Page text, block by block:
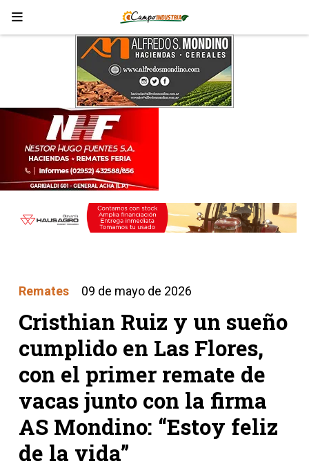
Cristhian Ruiz y un sueño
cumplido en Las Flores,
con el primer remate de
vacas junto con la firma
AS Mondino: “Estoy feliz
de la vida”
Remates 09 de mayo de 2026